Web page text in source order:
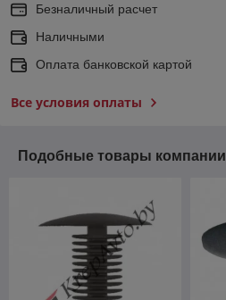
Безналичный расчет
Наличными
Оплата банковской картой
Все условия оплаты
Подобные товары компании